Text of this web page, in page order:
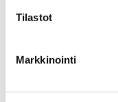
Tilastot
Markkinointi